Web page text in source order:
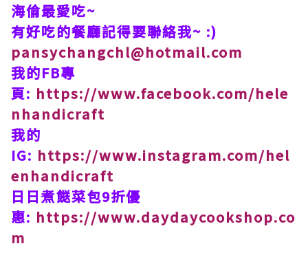
海倫最愛吃~
有好吃的餐廳記得要聯絡我~ :)
pansychangchl@hotmail.com
我的FB專
頁: https://www.facebook.com/hele
nhandicraft
我的
IG: https://www.instagram.com/hel
enhandicraft
日日煮餸菜包9折優
惠: https://www.daydaycookshop.co
m